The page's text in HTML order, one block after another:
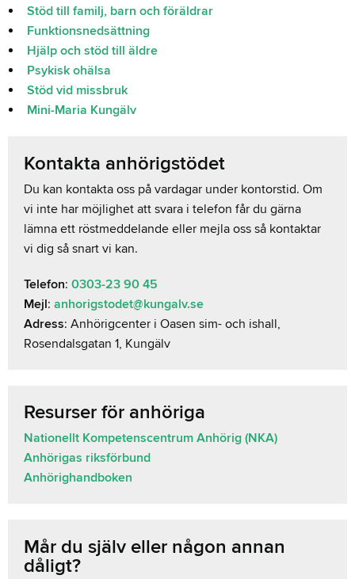
Stöd till familj, barn och föräldrar
Funktionsnedsättning
Hjälp och stöd till äldre
Psykisk ohälsa
Stöd vid missbruk
Mini-Maria Kungälv
Kontakta anhörigstödet
Du kan kontakta oss på vardagar under kontorstid. Om
vi inte har möjlighet att svara i telefon får du gärna
lämna ett röstmeddelande eller mejla oss så kontaktar
vi dig så snart vi kan.
Telefon: 0303-23 90 45
Mejl: anhorigstodet@kungalv.se
Adress: Anhörigcenter i Oasen sim- och ishall,
Rosendalsgatan 1, Kungälv
Resurser för anhöriga
Nationellt Kompetenscentrum Anhörig (NKA)
Anhörigas riksförbund
Anhörighandboken
Mår du själv eller någon annan
dåligt?